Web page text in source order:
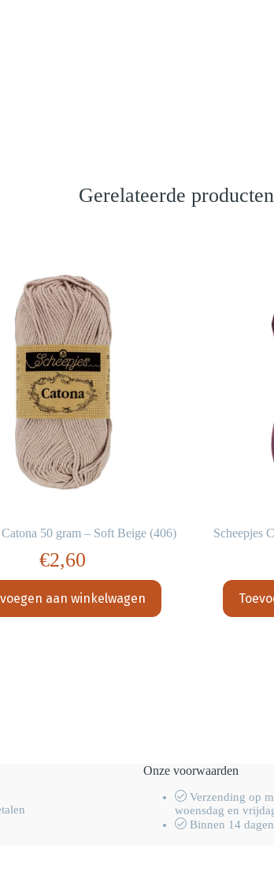
Gerelateerde producten
Catona 50 gram – Soft Beige (406)
€2,60
aan winkelwagen
Scheepjes
Onze voorwaarden
Verzending op
woensdag en
Binnen 14